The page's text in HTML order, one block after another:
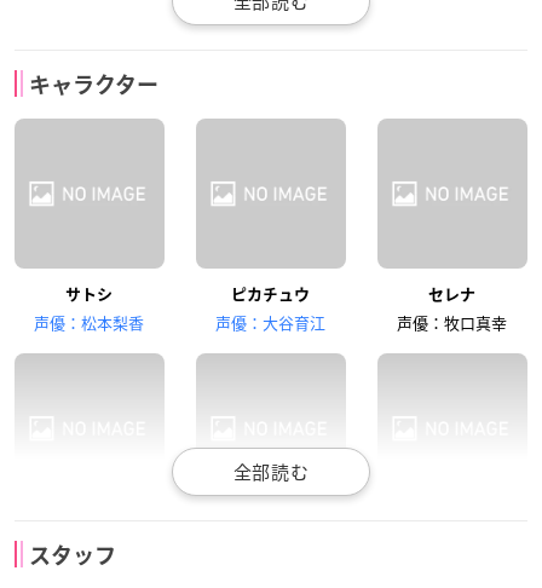
シトロン
三木眞一郎
コジロウ
犬山イヌコ
ニャース
うえだゆうじ
ソーナンス
ナレーション
キャラクター
サトシ
声優：松本梨香
ピカチュウ
声優：大谷育江
セレナ
声優：牧口真幸
声優：梶裕貴
スタッフ